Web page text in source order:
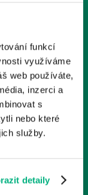
funkcí
využíváme
web používáte,
inzerci a
s
nebo které
služby.
detaily
laické
Sb., o regulaci
předepisovat
vstoupí
nesprávného
že: